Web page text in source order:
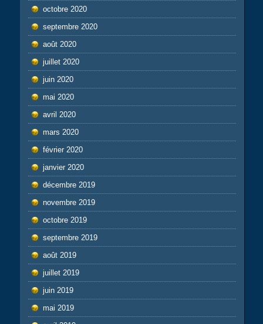
octobre 2020
septembre 2020
août 2020
juillet 2020
juin 2020
mai 2020
avril 2020
mars 2020
février 2020
janvier 2020
décembre 2019
novembre 2019
octobre 2019
septembre 2019
août 2019
juillet 2019
juin 2019
mai 2019